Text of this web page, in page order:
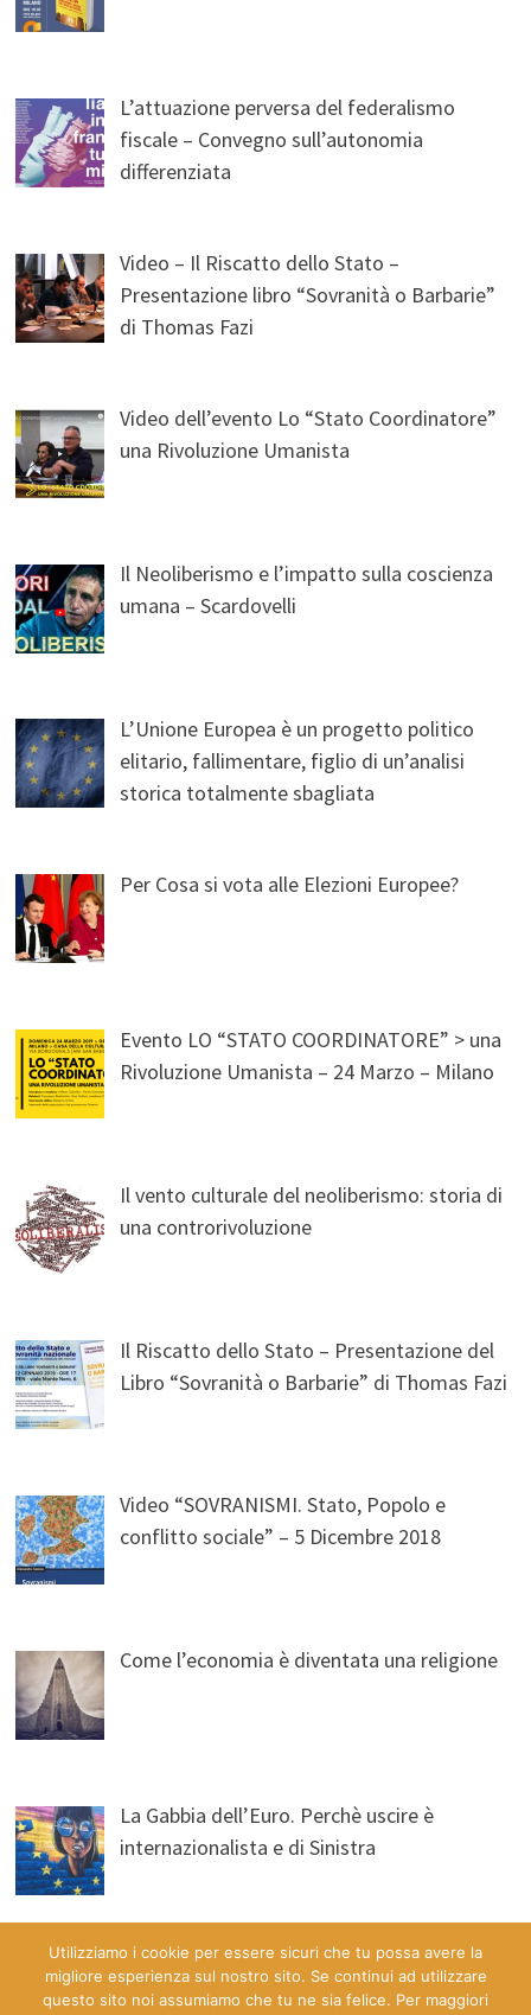
L’attuazione perversa del federalismo
fiscale – Convegno sull’autonomia
differenziata
Video – Il Riscatto dello Stato –
Presentazione libro “Sovranità o Barbarie”
di Thomas Fazi
Video dell’evento Lo “Stato Coordinatore”
una Rivoluzione Umanista
Il Neoliberismo e l’impatto sulla coscienza
umana – Scardovelli
L’Unione Europea è un progetto politico
elitario, fallimentare, figlio di un’analisi
storica totalmente sbagliata
Per Cosa si vota alle Elezioni Europee?
Evento LO “STATO COORDINATORE” > una
Rivoluzione Umanista – 24 Marzo – Milano
Il vento culturale del neoliberismo: storia di
una controrivoluzione
Il Riscatto dello Stato – Presentazione del
Libro “Sovranità o Barbarie” di Thomas Fazi
Video “SOVRANISMI. Stato, Popolo e
conflitto sociale” – 5 Dicembre 2018
Come l’economia è diventata una religione
La Gabbia dell’Euro. Perchè uscire è
internazionalista e di Sinistra
Utilizziamo i cookie per essere sicuri che tu possa avere la
migliore esperienza sul nostro sito. Se continui ad utilizzare
questo sito noi assumiamo che tu ne sia felice. Per maggiori